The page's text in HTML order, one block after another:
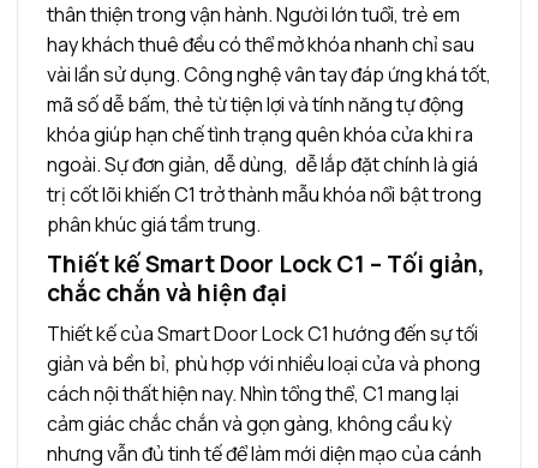
thân thiện trong vận hành. Người lớn tuổi, trẻ em
hay khách thuê đều có thể mở khóa nhanh chỉ sau
vài lần sử dụng. Công nghệ vân tay đáp ứng khá tốt,
mã số dễ bấm, thẻ từ tiện lợi và tính năng tự động
khóa giúp hạn chế tình trạng quên khóa cửa khi ra
ngoài. Sự đơn giản, dễ dùng, dễ lắp đặt chính là giá
trị cốt lõi khiến C1 trở thành mẫu khóa nổi bật trong
phân khúc giá tầm trung.
Thiết kế Smart Door Lock C1 – Tối giản,
chắc chắn và hiện đại
Thiết kế của Smart Door Lock C1 hướng đến sự tối
giản và bền bỉ, phù hợp với nhiều loại cửa và phong
cách nội thất hiện nay. Nhìn tổng thể, C1 mang lại
cảm giác chắc chắn và gọn gàng, không cầu kỳ
nhưng vẫn đủ tinh tế để làm mới diện mạo của cánh